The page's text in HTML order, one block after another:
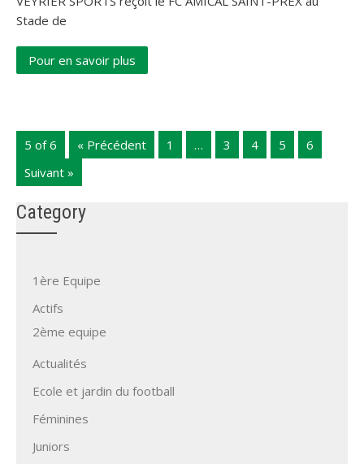
Stade de
Pour en savoir plus
5 of 6 « Précédent 1 … 3 4 5
6
Suivant »
Category
1ère Equipe
Actifs
2ème equipe
Actualités
Ecole et jardin du football
Féminines
Juniors